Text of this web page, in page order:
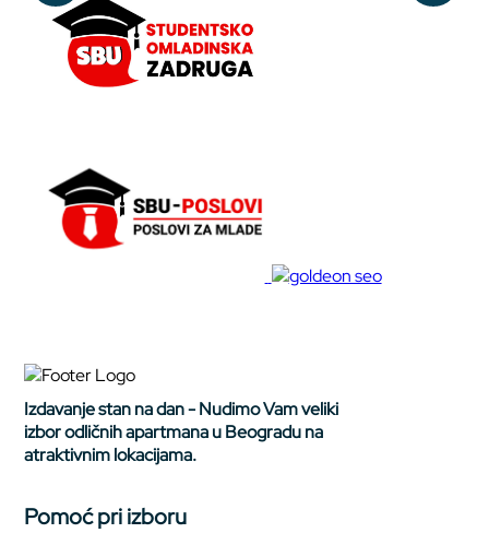
Izdavanje stan na dan - Nudimo Vam veliki
izbor odličnih apartmana u Beogradu na
atraktivnim lokacijama.
Pomoć pri izboru